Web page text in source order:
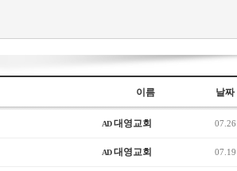
이름 날짜
AD 대영교회 07.26
AD 대영교회 07.19